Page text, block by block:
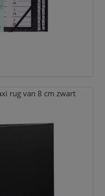
rug van 8 cm zwart